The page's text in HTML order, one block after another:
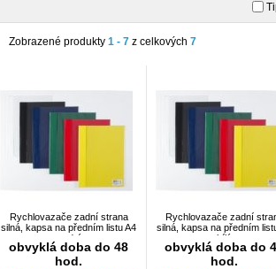
Zobrazené produkty 1 - 7 z celkových 7
Rychlovazače zadní strana
silná, kapsa na předním listu A4
modrý
obvyklá doba do 48
hod.
Rychlovazače zadní
silná, kapsa na předním
bílý
obvyklá doba do
hod.